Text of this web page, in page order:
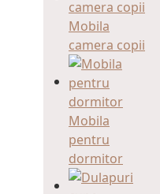
Mobila
camera copii
Mobila
pentru
dormitor